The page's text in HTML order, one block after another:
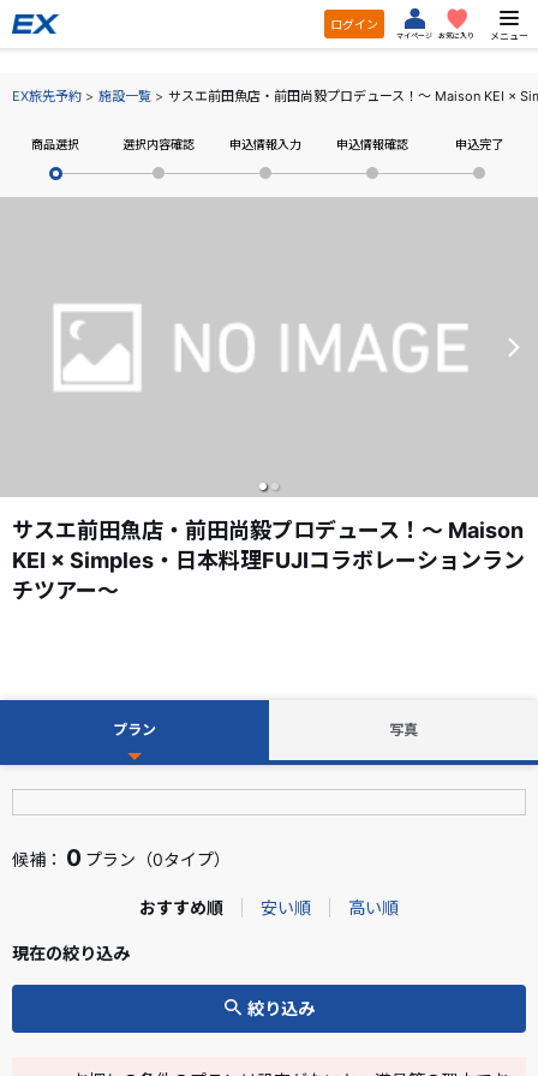
ログイン
マイページ お気に入り メニュー
EX旅先予約 施設一覧 サスエ前田魚店・前田尚毅プロデュース！～ Maison KEI ×
商品選択 選択内容確認 申込情報入力 申込情報確認 申込完了
サスエ前田魚店・前田尚毅プロデュース！～ Maison
KEI × Simples・日本料理FUJIコラボレーションラン
チツアー～
プラン 写真
絞り込み
現在の絞り込み
候補： 0 プラン（0タイプ）
おすすめ順 安い順 高い順